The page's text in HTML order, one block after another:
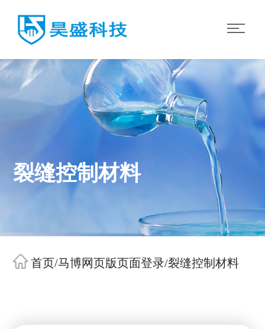
裂缝控制材料
首页/马博网页版页面登录/裂缝控制材料